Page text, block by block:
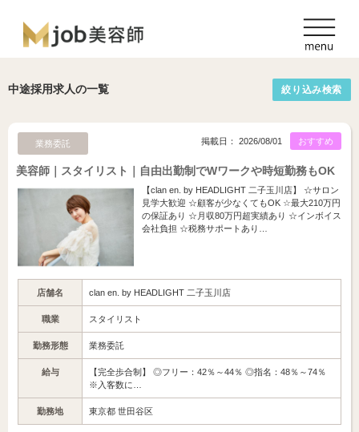
中途採用求人の一覧 絞り込み検索
業務委託 おすすめ
掲載日： 2026/08/01
美容師｜スタイリスト｜自由出勤制でWワークや時短勤務もOK
【clan en. by HEADLIGHT 二子玉川店】 ☆サロン
見学大歓迎 ☆顧客が少なくてもOK ☆最大210万円
の保証あり ☆月収80万円超実績あり ☆インボイス
会社負担 ☆税務サポートあり…
店舗名 clan en. by HEADLIGHT 二子玉川店
職業 スタイリスト
勤務形態 業務委託
給与
【完全歩合制】 ◎フリー：42％～44％ ◎指名：48％～74％
※入客数に…
勤務地 東京都 世田谷区